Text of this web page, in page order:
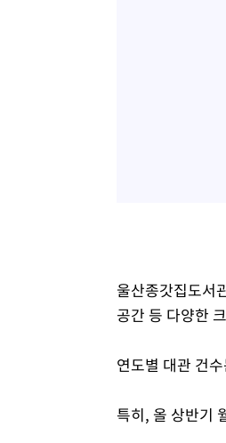
울산종갓집도
공간 등 다양한
연도별 대관 건
특히, 올 상반기